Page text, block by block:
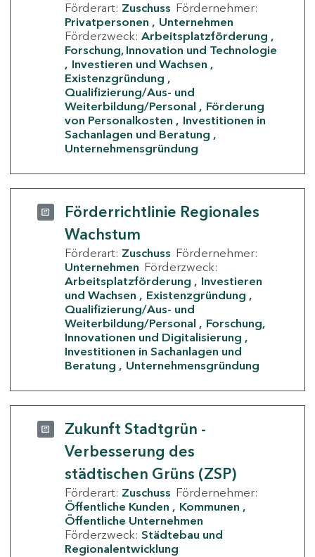
Förderart: Zuschuss Fördernehmer:
Privatpersonen
Unternehmen
Förderzweck: Arbeitsplatzförderung
Forschung, Innovation und Technologie
Investieren und Wachsen
Existenzgründung
Qualifizierung/Aus- und
Weiterbildung/Personal
Förderung
von Personalkosten
Investitionen in
Sachanlagen und Beratung
Unternehmensgründung
Förderrichtlinie Regionales
Wachstum
Förderart: Zuschuss Fördernehmer:
Unternehmen Förderzweck:
Arbeitsplatzförderung
Investieren
und Wachsen
Existenzgründung
Qualifizierung/Aus- und
Weiterbildung/Personal
Forschung,
Innovationen und Digitalisierung
Investitionen in Sachanlagen und
Beratung
Unternehmensgründung
Zukunft Stadtgrün -
Verbesserung des
städtischen Grüns (ZSP)
Förderart: Zuschuss Fördernehmer:
Öffentliche Kunden
Kommunen
Öffentliche Unternehmen
Förderzweck: Städtebau und
Regionalentwicklung